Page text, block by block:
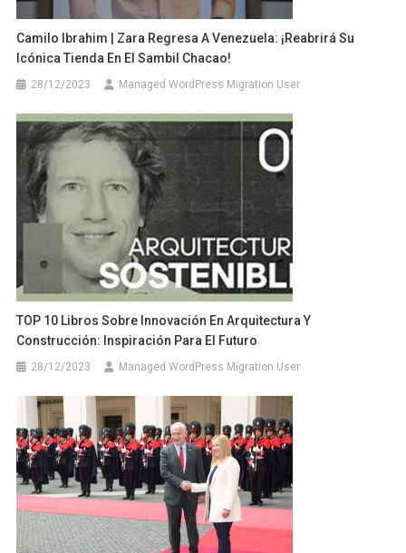
Camilo Ibrahim | Zara Regresa A Venezuela: ¡Reabrirá Su
Icónica Tienda En El Sambil Chacao!
28/12/2023 Managed WordPress Migration User
TOP 10 Libros Sobre Innovación En Arquitectura Y
Construcción: Inspiración Para El Futuro
28/12/2023 Managed WordPress Migration User